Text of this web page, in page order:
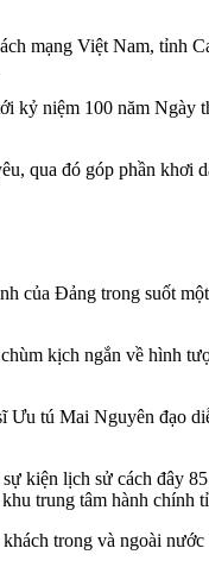
mạng Việt Nam, tỉnh
kỷ niệm 100 năm Ngày
qua đó góp phần khơi
của Đảng trong suốt
kịch ngắn về hình
tú Mai Nguyên đạo
kiện lịch sử cách đây
trung tâm hành chính
trong và ngoài